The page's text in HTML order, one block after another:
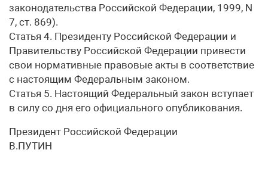
законодательства Российской Федерации, 1999, N
7, ст. 869).
Статья 4. Президенту Российской Федерации и
Правительству Российской Федерации привести
свои нормативные правовые акты в соответствие
с настоящим Федеральным законом.
Статья 5. Настоящий Федеральный закон вступает
в силу со дня его официального опубликования.
Президент Российской Федерации
В.ПУТИН